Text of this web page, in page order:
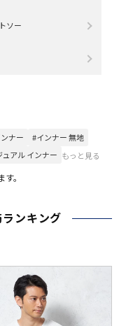
ソー
ナー
#インナー 無地
ュアル インナー もっと見る
。
ンキング